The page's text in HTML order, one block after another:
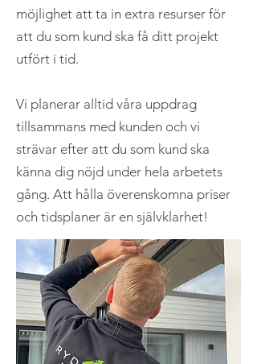
möjlighet att ta in extra resurser för
att du som kund ska få ditt projekt
utfört i tid.
Vi planerar alltid våra uppdrag
tillsammans med kunden och vi
strävar efter att du som kund ska
känna dig nöjd under hela arbetets
gång. Att hålla överenskomna priser
och tidsplaner är en självklarhet!